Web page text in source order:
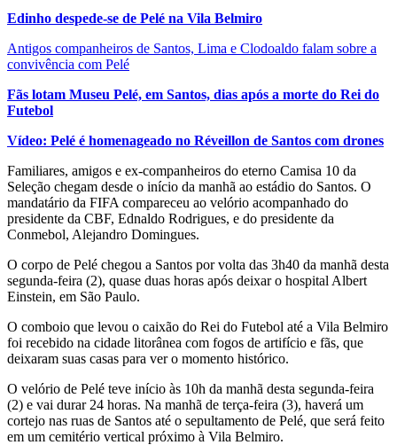
Edinho despede-se de Pelé na Vila Belmiro
Antigos companheiros de Santos, Lima e Clodoaldo falam sobre a
convivência com Pelé
Fãs lotam Museu Pelé, em Santos, dias após a morte do Rei do
Futebol
Vídeo: Pelé é homenageado no Réveillon de Santos com drones
Familiares, amigos e ex-companheiros do eterno Camisa 10 da
Seleção chegam desde o início da manhã ao estádio do Santos. O
mandatário da FIFA compareceu ao velório acompanhado do
presidente da CBF, Ednaldo Rodrigues, e do presidente da
Conmebol, Alejandro Domingues.
O corpo de Pelé chegou a Santos por volta das 3h40 da manhã desta
segunda-feira (2), quase duas horas após deixar o hospital Albert
Einstein, em São Paulo.
O comboio que levou o caixão do Rei do Futebol até a Vila Belmiro
foi recebido na cidade litorânea com fogos de artifício e fãs, que
deixaram suas casas para ver o momento histórico.
O velório de Pelé teve início às 10h da manhã desta segunda-feira
(2) e vai durar 24 horas. Na manhã de terça-feira (3), haverá um
cortejo nas ruas de Santos até o sepultamento de Pelé, que será feito
em um cemitério vertical próximo à Vila Belmiro.